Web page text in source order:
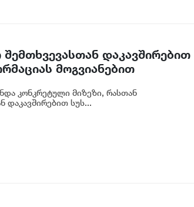
დაკავშირებით
მოგვიანებით
სამუშაოები
კონკრეტული მიზეზი, რასთან
დაკავშირებით სუს...